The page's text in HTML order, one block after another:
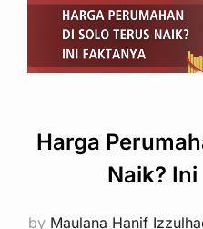
Harga
Naik?
by Maulana Hanif